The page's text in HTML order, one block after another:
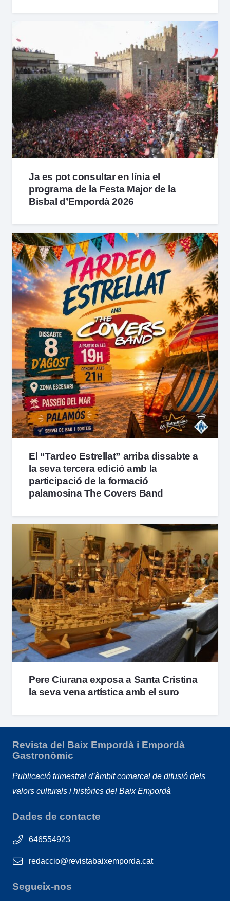
Ja es pot consultar en línia el
programa de la Festa Major de la
Bisbal d’Empordà 2026
El “Tardeo Estrellat” arriba dissabte a
la seva tercera edició amb la
participació de la formació
palamosina The Covers Band
Pere Ciurana exposa a Santa Cristina
la seva vena artística amb el suro
Revista del Baix Empordà i Empordà
Gastronòmic
Publicació trimestral d’àmbit comarcal de difusió dels
valors culturals i històrics del Baix Empordà
Dades de contacte
646554923
redaccio@revistabaixemporda.cat
Segueix-nos